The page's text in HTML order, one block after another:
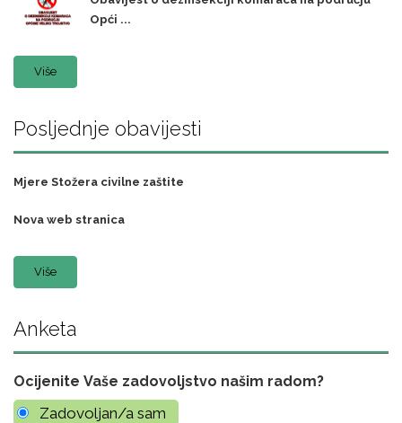
Opći ...
Više
Posljednje obavijesti
Mjere Stožera civilne zaštite
Nova web stranica
Više
Anketa
Ocijenite Vaše zadovoljstvo našim radom?
Zadovoljan/a sam